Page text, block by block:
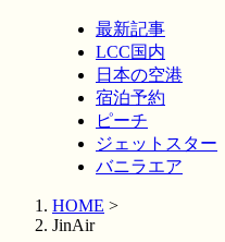
最新記事
LCC国内
日本の空港
宿泊予約
ピーチ
ジェットスター
バニラエア
HOME >
JinAir